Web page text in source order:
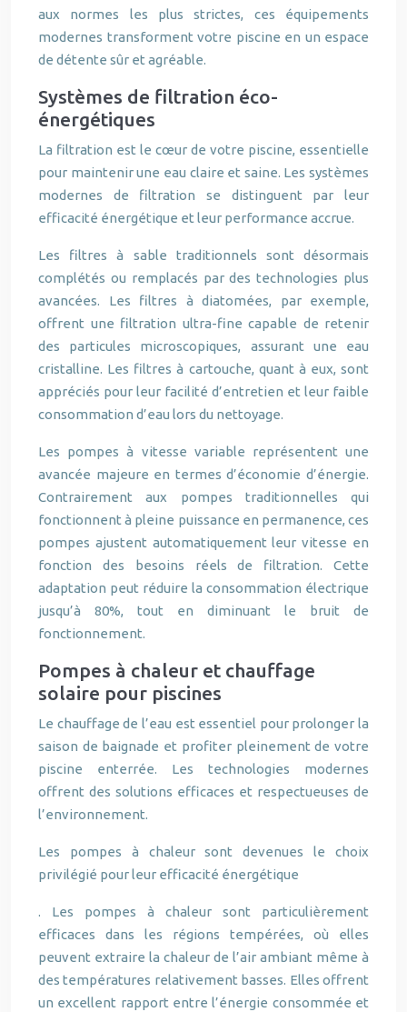
aux normes les plus strictes, ces équipements
modernes transforment votre piscine en un espace
de détente sûr et agréable.
Systèmes de filtration éco-
énergétiques
La filtration est le cœur de votre piscine, essentielle
pour maintenir une eau claire et saine. Les systèmes
modernes de filtration se distinguent par leur
efficacité énergétique et leur performance accrue.
Les filtres à sable traditionnels sont désormais
complétés ou remplacés par des technologies plus
avancées. Les filtres à diatomées, par exemple,
offrent une filtration ultra-fine capable de retenir
des particules microscopiques, assurant une eau
cristalline. Les filtres à cartouche, quant à eux, sont
appréciés pour leur facilité d’entretien et leur faible
consommation d’eau lors du nettoyage.
Les pompes à vitesse variable représentent une
avancée majeure en termes d’économie d’énergie.
Contrairement aux pompes traditionnelles qui
fonctionnent à pleine puissance en permanence, ces
pompes ajustent automatiquement leur vitesse en
fonction des besoins réels de filtration. Cette
adaptation peut réduire la consommation électrique
jusqu’à 80%, tout en diminuant le bruit de
fonctionnement.
Pompes à chaleur et chauffage
solaire pour piscines
Le chauffage de l’eau est essentiel pour prolonger la
saison de baignade et profiter pleinement de votre
piscine enterrée. Les technologies modernes
offrent des solutions efficaces et respectueuses de
l’environnement.
Les pompes à chaleur sont devenues le choix
privilégié pour leur efficacité énergétique
. Les pompes à chaleur sont particulièrement
efficaces dans les régions tempérées, où elles
peuvent extraire la chaleur de l’air ambiant même à
des températures relativement basses. Elles offrent
un excellent rapport entre l’énergie consommée et